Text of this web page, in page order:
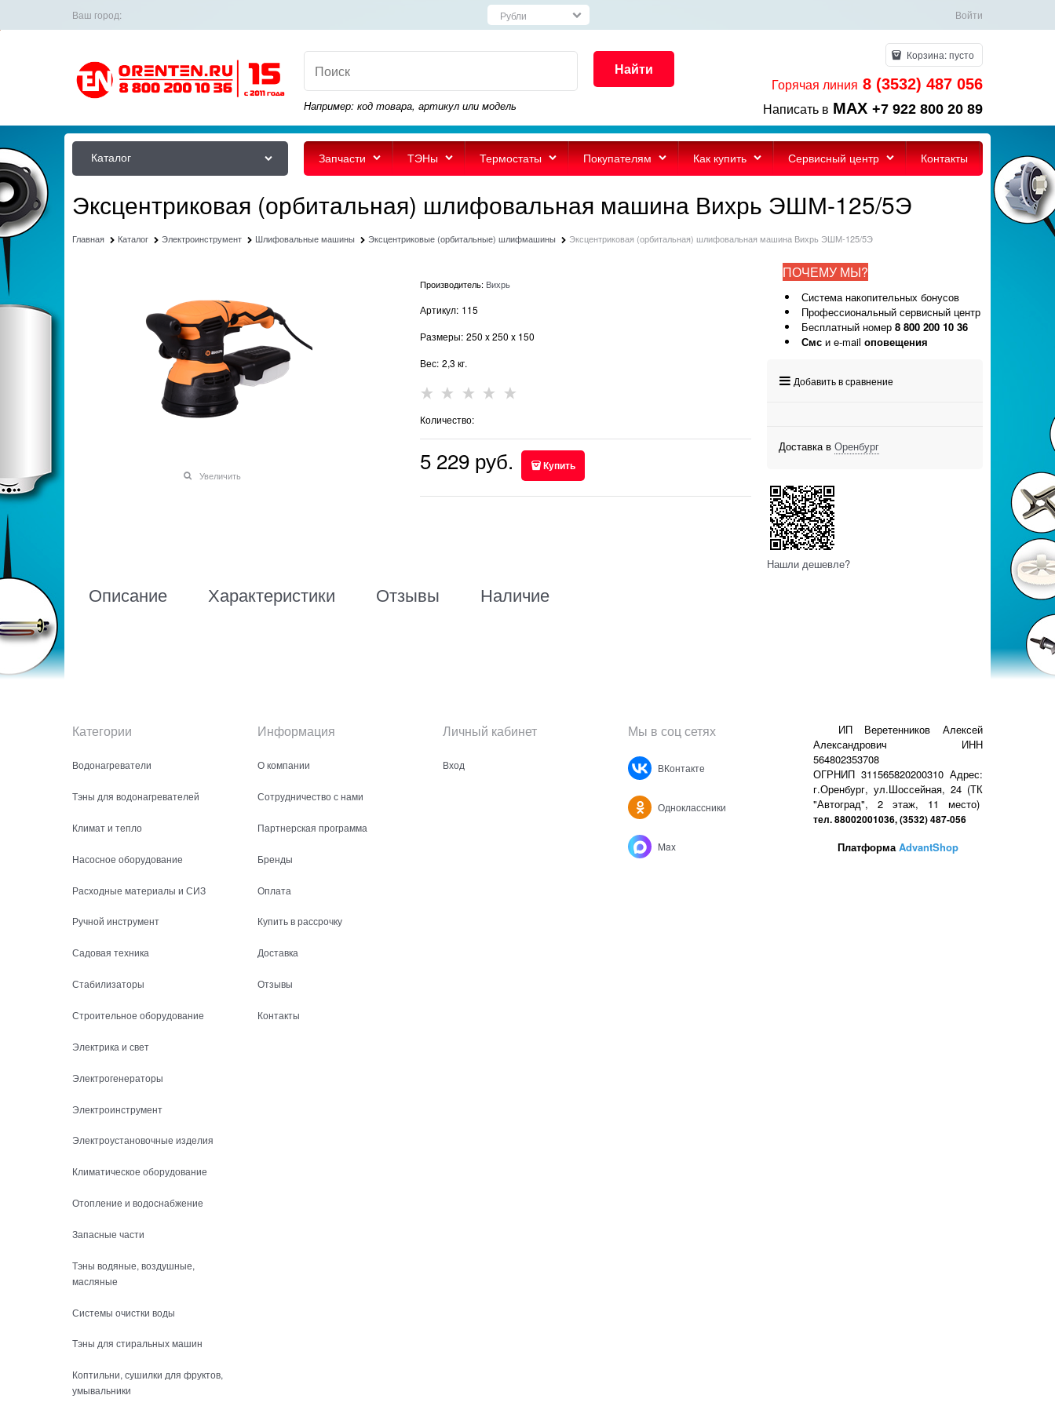
Ваш город: Войти
Найти
Например: код товара, артикул или модель
Корзина:пусто
Горячая линия 8 (3532) 487 056
Написать в MAX +7 922 800 20 89
Каталог Запчасти ТЭНы Термостаты Покупателям Как купить Сервисный центр Контакты
Эксцентриковая (орбитальная) шлифовальная машина Вихрь ЭШМ-125/5Э
Главная Каталог Электроинструмент Шлифовальные машины Эксцентриковые (орбитальные) шлифмашины Эксцентриковая (орбитальная) шлифовальная машина Вихрь ЭШМ-125/5Э
Увеличить
Производитель: Вихрь
Артикул: 115
Размеры: 250 x250 x 150
Вес: 2,3 кг.
Количество:
5 229 руб. Купить
Описание Характеристики Отзывы Наличие
ПОЧЕМУ МЫ?
Система накопительных бонусов
Профессиональный сервисный центр
Бесплатный номер 8 800 200 10 36
Смс и e-mail оповещения
Добавить в сравнение
Доставка в Оренбург
Нашли дешевле?
Категории
Водонагреватели
Тэны для водонагревателей
Климат и тепло
Насосное оборудование
Расходные материалы и СИЗ
Ручной инструмент
Садовая техника
Стабилизаторы
Строительное оборудование
Электрика и свет
Электрогенераторы
Электроинструмент
Электроустановочные изделия
Климатическое оборудование
Отопление и водоснабжение
Запасные части
Тэны водяные, воздушные,
масляные
Системы очистки воды
Тэны для стиральных машин
Коптильни, сушилки для фруктов,
умывальники
Информация
О компании
Сотрудничество с нами
Партнерская программа
Бренды
Оплата
Купить в рассрочку
Доставка
Отзывы
Контакты
Личный кабинет
Вход
Мы в соц сетях
ВКонтакте
Одноклассники
Max
ИП Веретенников Алексей
Александрович ИНН
564802353708
ОГРНИП 311565820200310 Адрес:
г.Оренбург, ул.Шоссейная, 24 (ТК
"Автоград", 2 этаж, 11 место)
тел. 88002001036, (3532) 487-056
ПлатформаAdvantShop